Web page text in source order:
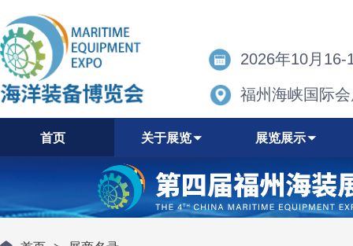
2026年10月16-
福州海峡国际
首页 关于展览 展览展示